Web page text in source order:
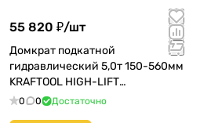
55 820 ₽/шт
Домкрат подкатной
гидравлический 5,0т 150-560мм
KRAFTOOL HIGH-LIFT
PROFESSIONAL (43455-5) КМС01
0 0 Достаточно